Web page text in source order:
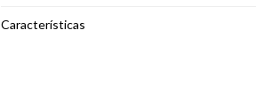
Características